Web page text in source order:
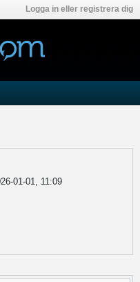
Logga in eller registrera dig
01-01, 11:09